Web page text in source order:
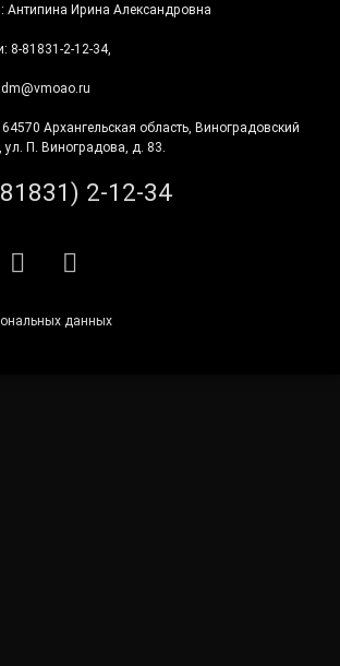
Антипина Ирина Александровна
8-81831-2-12-34,
Архангельская область, Виноградовский
ул. П. Виноградова, д. 83.
2-12-34
ВКонтакте
Telegram
данных